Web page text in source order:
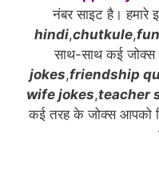
p
नंबर साइट है। हमारे
hindi,chutkule,
साथ-साथ कई
jokes,friendship
wife jokes,teacher
कई तरह के जोक्स आपको